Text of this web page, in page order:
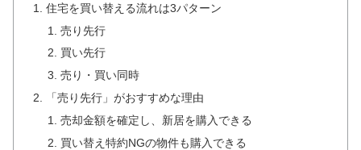
住宅を買い替える流れは3パターン
売り先行
買い先行
売り・買い同時
「売り先行」がおすすめな理由
売却金額を確定し、新居を購入できる
買い替え特約NGの物件も購入できる